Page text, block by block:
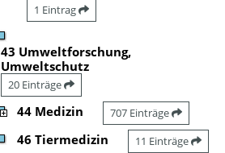
1 Eintrag
43 Umweltforschung,
Umweltschutz
20 Einträge
44 Medizin 707 Einträge
46 Tiermedizin 11 Einträge